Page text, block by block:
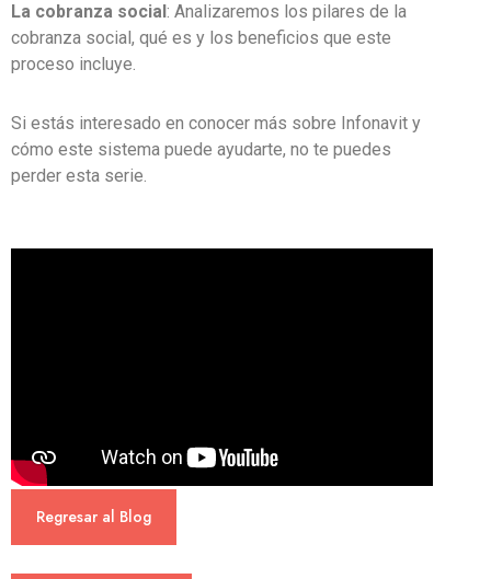
La cobranza social: Analizaremos los pilares de la
cobranza social, qué es y los beneficios que este
proceso incluye.
Si estás interesado en conocer más sobre Infonavit y
cómo este sistema puede ayudarte, no te puedes
perder esta serie.
Regresar al Blog